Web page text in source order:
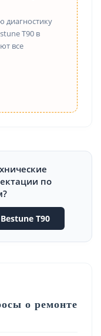
диагностику
T90 в
все
по
T90
о ремонте